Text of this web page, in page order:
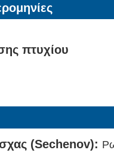
πτυχίου
(Sechenov):